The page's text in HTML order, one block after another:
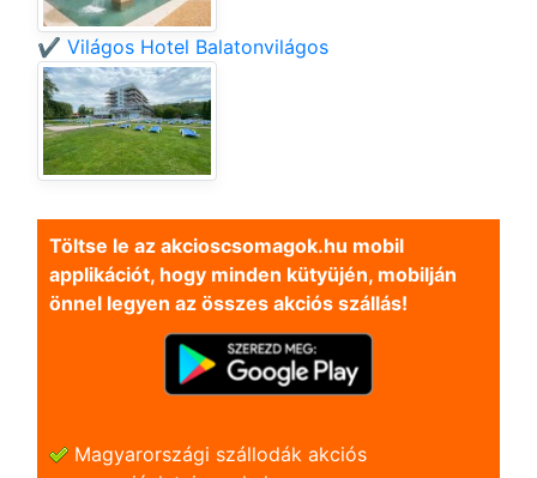
✔️ Világos Hotel Balatonvilágos
Töltse le az akcioscsomagok.hu mobil
applikációt, hogy minden kütyüjén, mobilján
önnel legyen az összes akciós szállás!
Magyarországi szállodák akciós